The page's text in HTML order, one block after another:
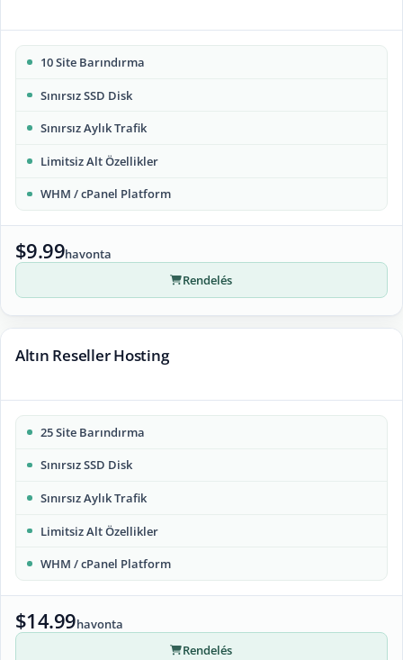
10 Site Barındırma
Sınırsız SSD Disk
Sınırsız Aylık Trafik
Limitsiz Alt Özellikler
WHM / cPanel Platform
$9.99havonta
Rendelés
Altın Reseller Hosting
25 Site Barındırma
Sınırsız SSD Disk
Sınırsız Aylık Trafik
Limitsiz Alt Özellikler
WHM / cPanel Platform
$14.99havonta
Rendelés